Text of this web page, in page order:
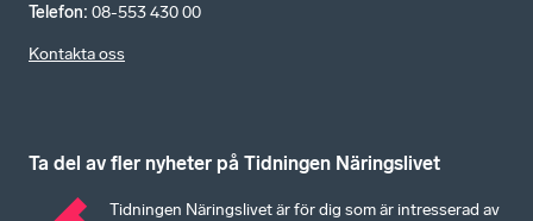
Telefon: 08-553 430 00
Kontakta oss
Ta del av fler nyheter på Tidningen Näringslivet
Tidningen Näringslivet är för dig som är intresserad av